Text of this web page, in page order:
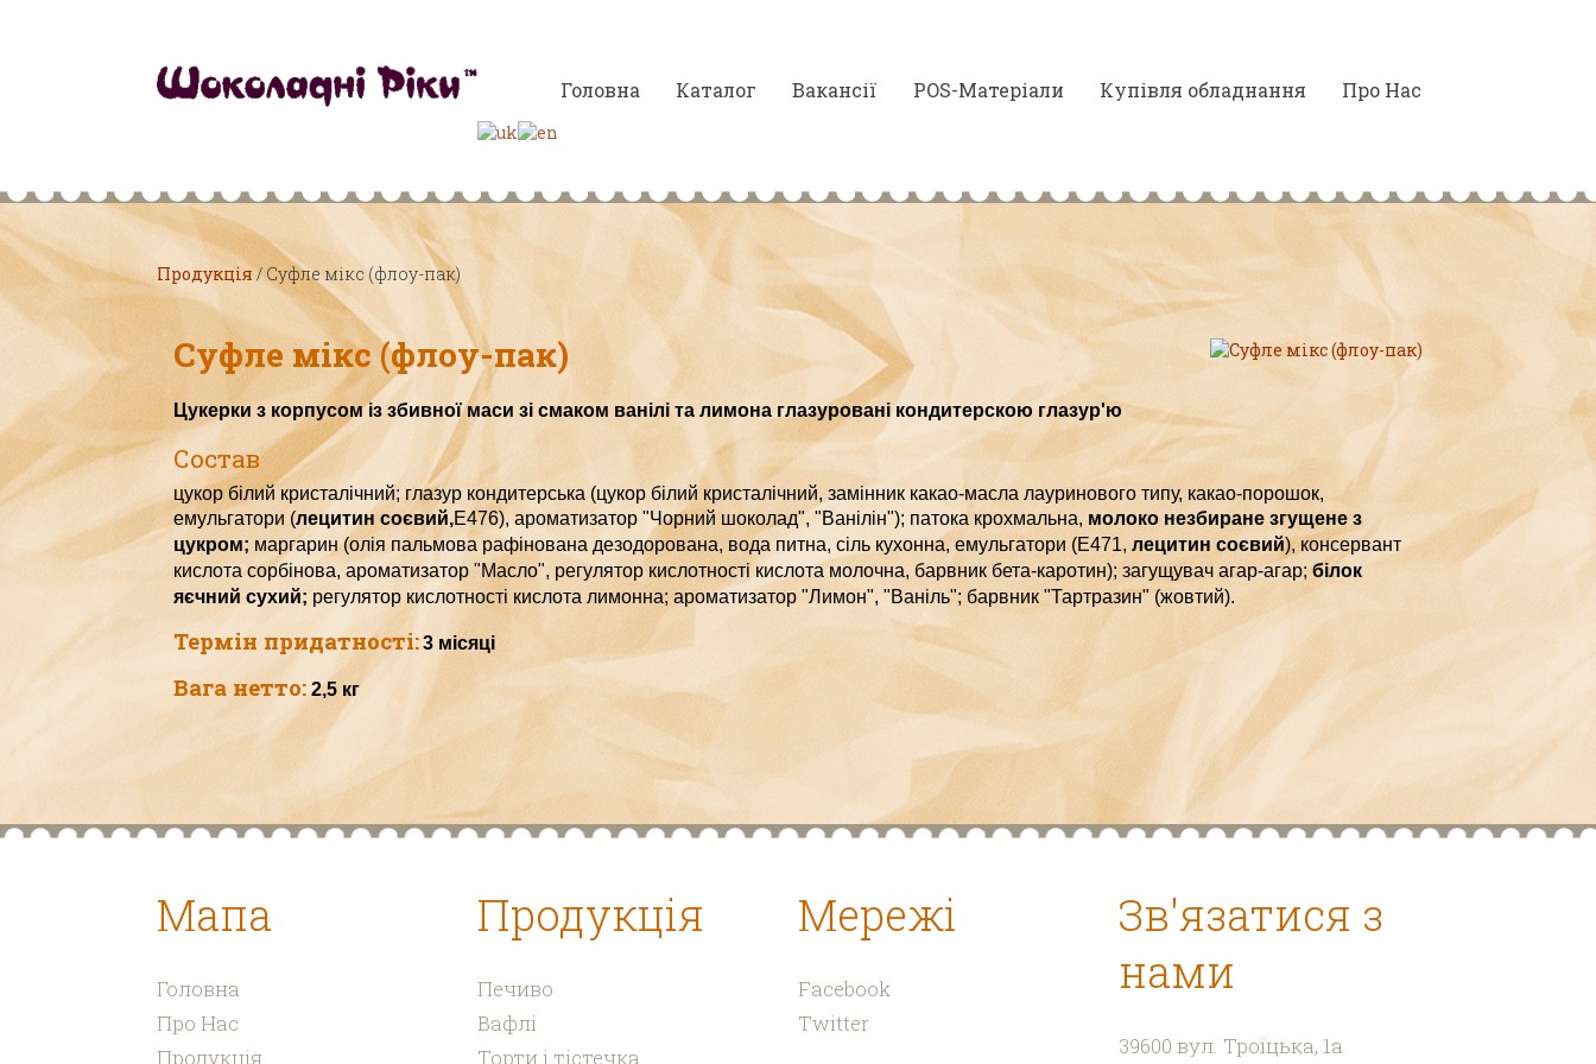
Головна Каталог Вакансії POS-Матеріали Купівля обладнання Про Нас
Продукція/Суфле мікс (флоу-пак)
Суфле мікс (флоу-пак)
Цукерки з корпусом із збивної маси зі смаком ванілі та лимона глазуровані кондитерскою глазур'ю
Состав
цукор білий кристалічний; глазур кондитерська (цукор білий кристалічний, замінник какао-масла лауринового типу, какао-порошок,
емульгатори (лецитин соєвий,Е476), ароматизатор "Чорний шоколад", "Ванілін"); патока крохмальна, молоко незбиране згущене з
цукром; маргарин (олія пальмова рафінована дезодорована, вода питна, сіль кухонна, емульгатори (Е471, лецитин соєвий), консервант
кислота сорбінова, ароматизатор "Масло", регулятор кислотності кислота молочна, барвник бета-каротин); загущувач агар-агар; білок
яєчний сухий; регулятор кислотності кислота лимонна; ароматизатор "Лимон", "Ваніль"; барвник "Тартразин" (жовтий).
Термін придатності:3 місяці
Вага нетто: 2,5 кг
Мапа
Головна
Про Нас
Продукція
Продукція
Печиво
Вафлі
Торти і тістечка
Мережі
Facebook
Twitter
Зв'язатися з
нами
39600 вул. Троїцька, 1а